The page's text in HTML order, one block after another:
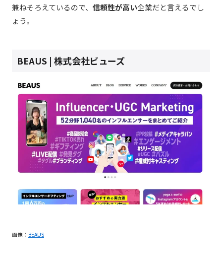
兼ねそろえているので、 信頼性が高い企業だと言えるでし
ょう。
BEAUS | 株式会社ビューズ
画像： BEAUS